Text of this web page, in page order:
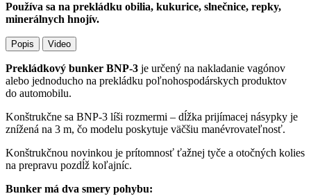
Používa sa na prekládku obilia, kukurice, slnečnice, repky,
minerálnych hnojív.
Popis Video
Prekládkový bunker BNP-3 je určený na nakladanie vagónov
alebo jednoducho na prekládku poľnohospodárskych produktov
do automobilu.
Konštrukčne sa BNP-3 líši rozmermi – dĺžka prijímacej násypky je
znížená na 3 m, čo modelu poskytuje väčšiu manévrovateľnosť.
Konštrukčnou novinkou je prítomnosť ťažnej tyče a otočných kolies
na prepravu pozdĺž koľajníc.
Bunker má dva smery pohybu: